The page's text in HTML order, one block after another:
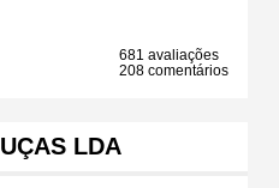
681 avaliações
208 comentários
LDA